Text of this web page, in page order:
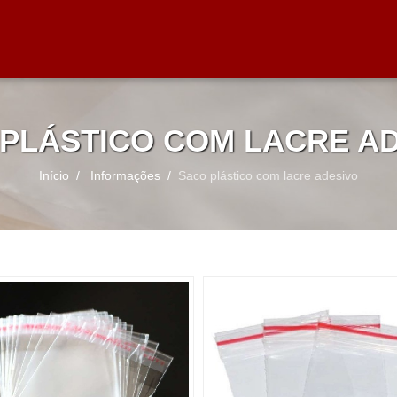
COM LACRE
Início Informações Saco plástico com lacre adesivo